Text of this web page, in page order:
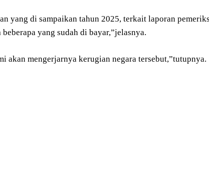
yang di sampaikan tahun 2025, terkait laporan
yang sudah di bayar,”jelasnya.
akan mengerjarnya kerugian negara tersebut,”tutupnya.